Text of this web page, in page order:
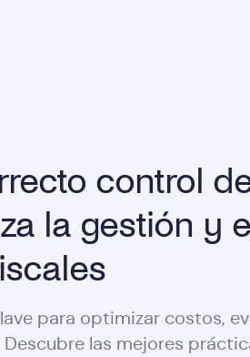
control
la gestión y
para optimizar costos,
Descubre las mejores